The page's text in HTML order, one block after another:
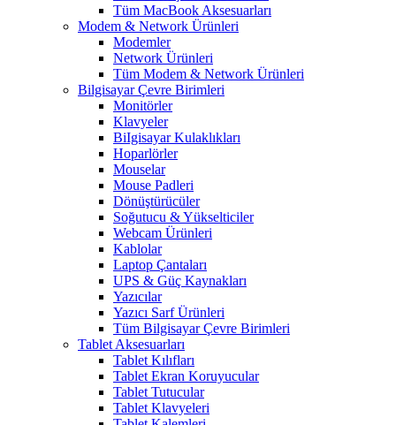
Tüm MacBook Aksesuarları
Modem & Network Ürünleri
Modemler
Network Ürünleri
Tüm Modem & Network Ürünleri
Bilgisayar Çevre Birimleri
Monitörler
Klavyeler
BiIgisayar Kulaklıkları
Hoparlörler
Mouselar
Mouse Padleri
Dönüştürücüler
Soğutucu & Yükselticiler
Webcam Ürünleri
Kablolar
Laptop Çantaları
UPS & Güç Kaynakları
Yazıcılar
Yazıcı Sarf Ürünleri
Tüm Bilgisayar Çevre Birimleri
Tablet Aksesuarları
Tablet Kılıfları
Tablet Ekran Koruyucular
Tablet Tutucular
Tablet Klavyeleri